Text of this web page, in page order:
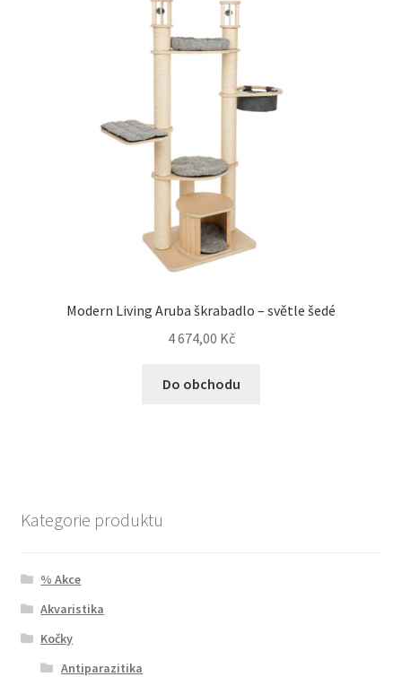
Modern Living Aruba škrabadlo – světle šedé
4 674,00 Kč
Do obchodu
Kategorie produktu
% Akce
Akvaristika
Kočky
Antiparazitika